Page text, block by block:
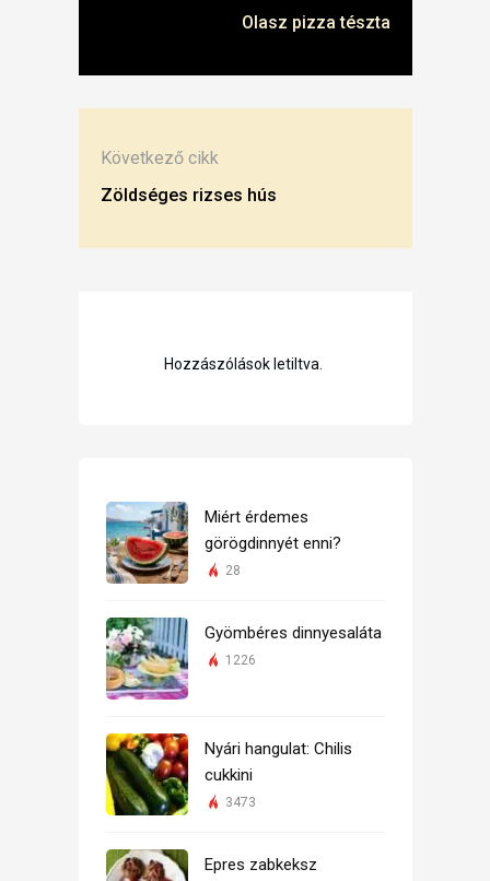
Olasz pizza tészta
Következő cikk
Zöldséges rizses hús
Hozzászólások letiltva.
Miért érdemes
görögdinnyét enni?
28
Gyömbéres dinnyesaláta
1226
Nyári hangulat: Chilis
cukkini
3473
Epres zabkeksz